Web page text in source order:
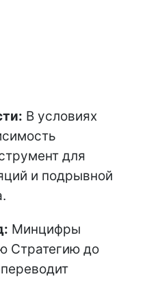
В условиях
для
и подрывной
Минцифры
Стратегию до